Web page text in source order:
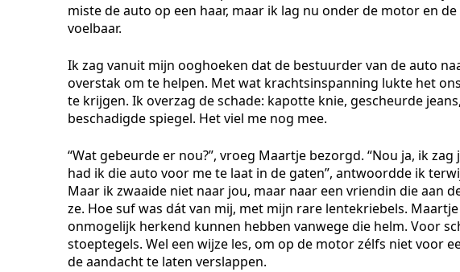
miste de auto op een haar, maar ik lag nu onder de motor en
voelbaar.
Ik zag vanuit mijn ooghoeken dat de bestuurder van de auto
overstak om te helpen. Met wat krachtsinspanning lukte het
te krijgen. Ik overzag de schade: kapotte knie, gescheurde
beschadigde spiegel. Het viel me nog mee.
“Wat gebeurde er nou?”, vroeg Maartje bezorgd. “Nou ja, ik
had ik die auto voor me te laat in de gaten”, antwoordde ik
Maar ik zwaaide niet naar jou, maar naar een vriendin die aan
ze. Hoe suf was dát van mij, met mijn rare lentekriebels.
onmogelijk herkend kunnen hebben vanwege die helm. Voor
stoeptegels. Wel een wijze les, om op de motor zélfs niet voor
de aandacht te laten verslappen.